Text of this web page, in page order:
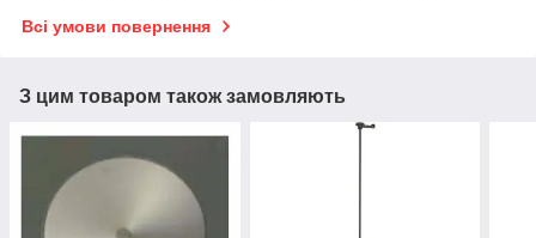
Всі умови повернення
З цим товаром також замовляють